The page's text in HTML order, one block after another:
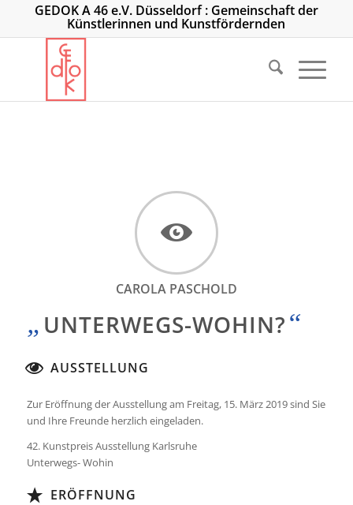
GEDOK A 46 e.V. Düsseldorf : Gemeinschaft der
Künstlerinnen und Kunstfördernden
CAROLA PASCHOLD
„ UNTERWEGS-WOHIN?“
AUSSTELLUNG
Zur Eröffnung der Ausstellung am Freitag, 15. März 2019 sind Sie
und Ihre Freunde herzlich eingeladen.
42. Kunstpreis Ausstellung Karlsruhe
Unterwegs- Wohin
ERÖFFNUNG